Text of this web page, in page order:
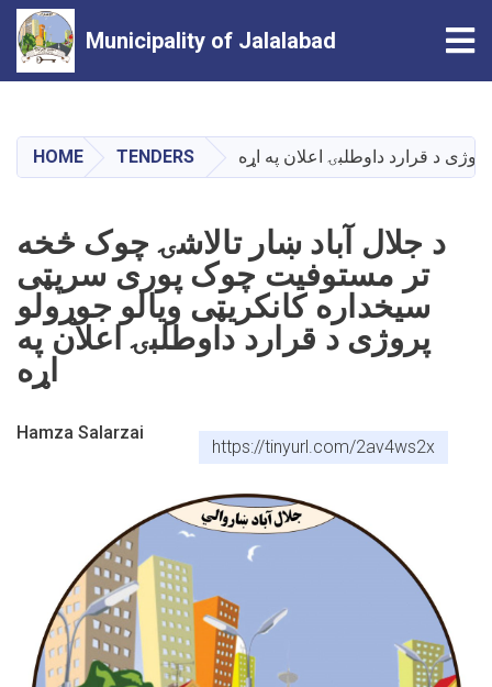
main
content
Municipality of Jalalabad
HOME TENDERS د قرارد داوطلبۍ اعلان په اړه
د جلال آباد ښار تالاشۍ چوک څخه
تر مستوفیت چوک پوری سرپټی
سیخداره کانکریټی ویالو جوړولو
پروژی د قرارد داوطلبۍ اعلان په
اړه
Hamza Salarzai
https://tinyurl.com/2av4ws2x